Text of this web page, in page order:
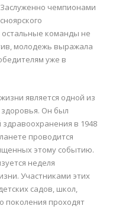
чемпионами
остальные команды не
молодежь выражала
уже в
является одной из
Он был
в 1948
проводится
этому событию.
неделя
Участниками этих
садов, школ,
поколения проходят